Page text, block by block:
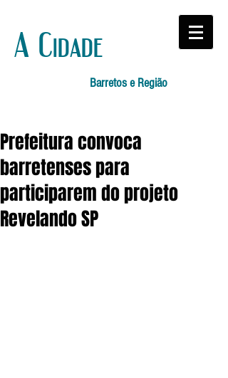
A Cidade
Barretos e Região
Prefeitura convoca
barretenses para
participarem do projeto
Revelando SP